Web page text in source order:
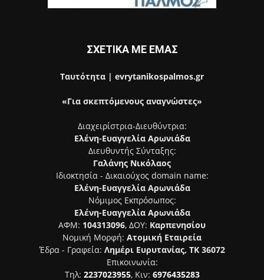
ΣΧΕΤΙΚΑ ΜΕ ΕΜΑΣ
Ταυτότητα | evrytanikospalmos.gr
«Για σκεπτόμενους αναγνώστες»
Διαχειρίστρια-Διευθύντρια:
Ελένη-Ευαγγελία Αρωνιάδα
Διευθυντής Σύνταξης:
Γαλάνης Νικόλαος
Ιδιοκτησία - Δικαιούχος domain name:
Ελένη-Ευαγγελία Αρωνιάδα
Νόμιμος Εκπρόσωπος:
Ελένη-Ευαγγελία Αρωνιάδα
ΑΦΜ: 104313096, ΔΟΥ: Καρπενησίου
Νομική Μορφή: Ατομική Εταιρεία
Έδρα - Γραφεία: Λημέρι Ευρυτανίας, ΤΚ 36072
Επικοινωνία:
Τηλ: 2237023955, Κιν: 6976435283